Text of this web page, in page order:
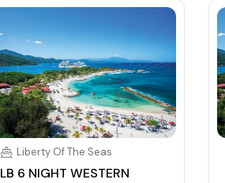
Liberty Of The Seas
LB 6 NIGHT WESTERN